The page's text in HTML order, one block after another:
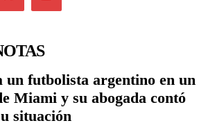
un futbolista argentino en un
Miami y su abogada contó
situación